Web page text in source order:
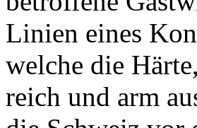
Linien eines
welche die
reich und arm